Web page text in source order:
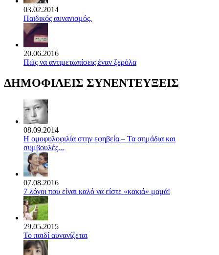
03.02.2014
Παιδικός αυνανισμός.
20.06.2016
Πώς να αντιμετωπίσεις έναν ξερόλα
ΔΗΜΟΦΙΛΕΙΣ ΣΥΝΕΝΤΕΥΞΕΙΣ
08.09.2014
Η ομοφυλοφιλία στην εφηβεία – Τα σημάδια και
συμβουλές...
07.08.2016
7 λόγοι που είναι καλό να είστε «κακιά» μαμά!
29.05.2015
Το παιδί αυνανίζεται